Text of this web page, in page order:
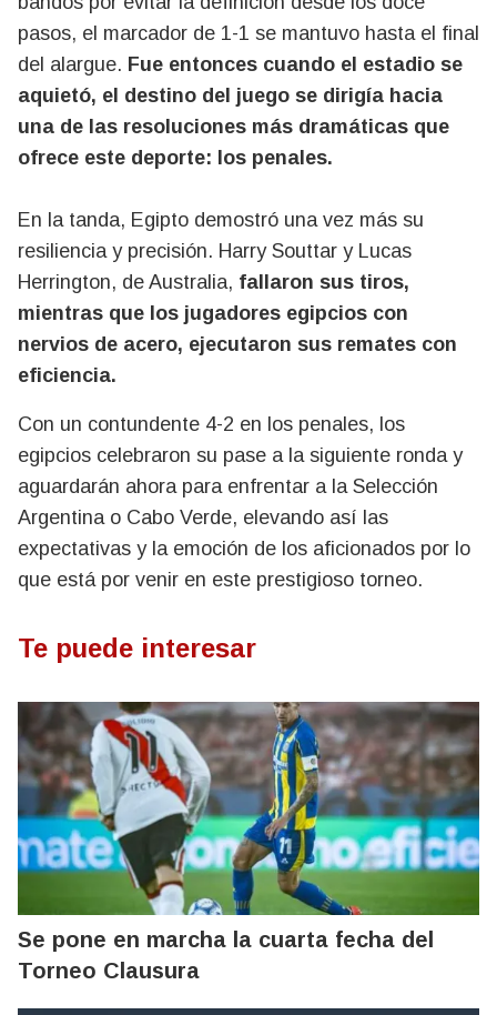
pasos, el marcador de 1-1 se mantuvo hasta el final
del alargue. Fue entonces cuando el estadio se
aquietó, el destino del juego se dirigía hacia
una de las resoluciones más dramáticas que
ofrece este deporte: los penales.
En la tanda, Egipto demostró una vez más su
resiliencia y precisión. Harry Souttar y Lucas
Herrington, de Australia, fallaron sus tiros,
mientras que los jugadores egipcios con
nervios de acero, ejecutaron sus remates con
eficiencia.
Con un contundente 4-2 en los penales, los
egipcios celebraron su pase a la siguiente ronda y
aguardarán ahora para enfrentar a la Selección
Argentina o Cabo Verde, elevando así las
expectativas y la emoción de los aficionados por lo
que está por venir en este prestigioso torneo.
Te puede interesar
Se pone en marcha la cuarta fecha del
Torneo Clausura